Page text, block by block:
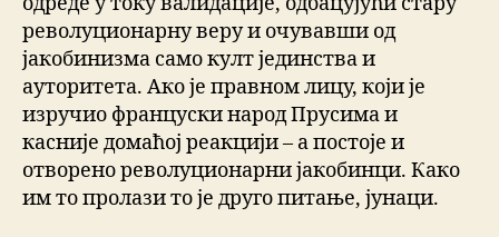
револуционарну веру и очувавши од
јакобинизма само култ јединства и
ауторитета. Ако је правном лицу, који је
изручио француски народ Прусима и
касније домаћој реакцији – а постоје и
отворено револуционарни јакобинци. Како
им то пролази то је друго питање, јунаци.